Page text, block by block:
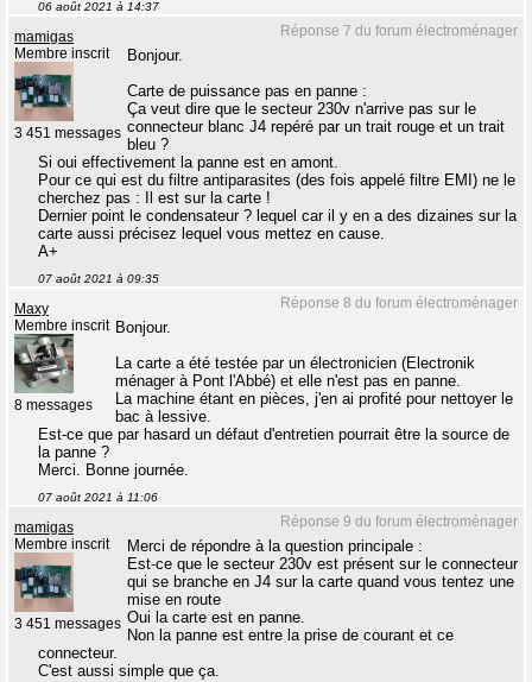
06 août 2021 à 14:37
Réponse 7 du forum électroménager
mamigas
Membre inscrit
3 451 messages
Bonjour.
Carte de puissance pas en panne :
Ça veut dire que le secteur 230v n'arrive pas sur le
connecteur blanc J4 repéré par un trait rouge et un trait
bleu ?
Si oui effectivement la panne est en amont.
Pour ce qui est du filtre antiparasites (des fois appelé filtre EMI) ne le
cherchez pas : Il est sur la carte !
Dernier point le condensateur ? lequel car il y en a des dizaines sur la
carte aussi précisez lequel vous mettez en cause.
A+
07 août 2021 à 09:35
Réponse 8 du forum électroménager
Maxy
Membre inscrit
8 messages
Bonjour.
La carte a été testée par un électronicien (Electronik
ménager à Pont l'Abbé) et elle n'est pas en panne.
La machine étant en pièces, j'en ai profité pour nettoyer le
bac à lessive.
Est-ce que par hasard un défaut d'entretien pourrait être la source de
la panne ?
Merci. Bonne journée.
07 août 2021 à 11:06
Réponse 9 du forum électroménager
mamigas
Membre inscrit
3 451 messages
Merci de répondre à la question principale :
Est-ce que le secteur 230v est présent sur le connecteur
qui se branche en J4 sur la carte quand vous tentez une
mise en route
Oui la carte est en panne.
Non la panne est entre la prise de courant et ce
connecteur.
C'est aussi simple que ça.